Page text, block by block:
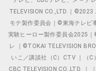
TELEVISION CO.,LTD.｜
モテ製作委員会｜©東海テレ
実験ヒーロー製作委員会2025
レ ｜©TOKAI TELEVISION
いこ／講談社（C）CTV ｜（
CBC TELEVISION CO.,LTD. ｜